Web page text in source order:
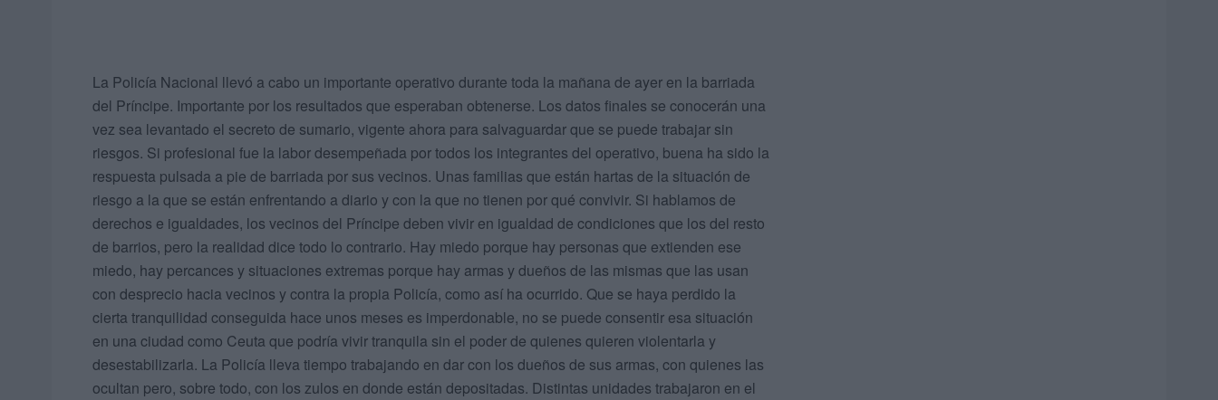
La Policía Nacional llevó a cabo un importante operativo durante toda la mañana de ayer en la barriada
del Príncipe. Importante por los resultados que esperaban obtenerse. Los datos finales se conocerán una
vez sea levantado el secreto de sumario, vigente ahora para salvaguardar que se puede trabajar sin
riesgos. Si profesional fue la labor desempeñada por todos los integrantes del operativo, buena ha sido la
respuesta pulsada a pie de barriada por sus vecinos. Unas familias que están hartas de la situación de
riesgo a la que se están enfrentando a diario y con la que no tienen por qué convivir. Si hablamos de
derechos e igualdades, los vecinos del Príncipe deben vivir en igualdad de condiciones que los del resto
de barrios, pero la realidad dice todo lo contrario. Hay miedo porque hay personas que extienden ese
miedo, hay percances y situaciones extremas porque hay armas y dueños de las mismas que las usan
con desprecio hacia vecinos y contra la propia Policía, como así ha ocurrido. Que se haya perdido la
cierta tranquilidad conseguida hace unos meses es imperdonable, no se puede consentir esa situación
en una ciudad como Ceuta que podría vivir tranquila sin el poder de quienes quieren violentarla y
desestabilizarla. La Policía lleva tiempo trabajando en dar con los dueños de sus armas, con quienes las
ocultan pero, sobre todo, con los zulos en donde están depositadas. Distintas unidades trabajaron en el